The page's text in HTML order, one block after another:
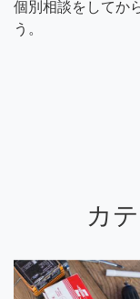
個別相談をしてか
う。
カ